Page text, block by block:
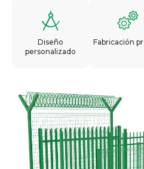
Diseño
personalizado
Fabricación